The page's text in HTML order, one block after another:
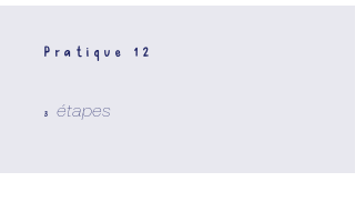
Pratique 12
3 étapes